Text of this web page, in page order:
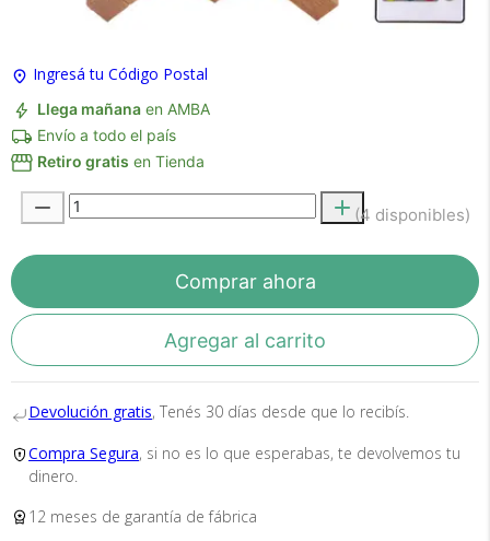
Ingresá tu Código Postal
Llega mañana en AMBA
Envío a todo el país
Retiro gratis en Tienda
(4 disponibles)
Comprar ahora
Agregar al carrito
Devolución gratis, Tenés 30 días desde que lo recibís.
Compra Segura, si no es lo que esperabas, te devolvemos tu
dinero.
12 meses de garantía de fábrica
Medios de Pago
Recibí el producto que esperabas o
te devolvemos tu dinero.
En Bidcom te aseguramos recibir el producto